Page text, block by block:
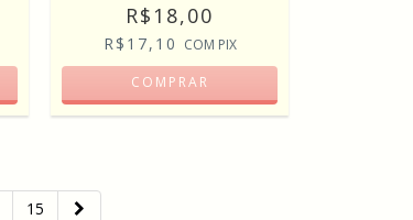
R$18,00
R$17,10 COM PIX
COMPRAR
15